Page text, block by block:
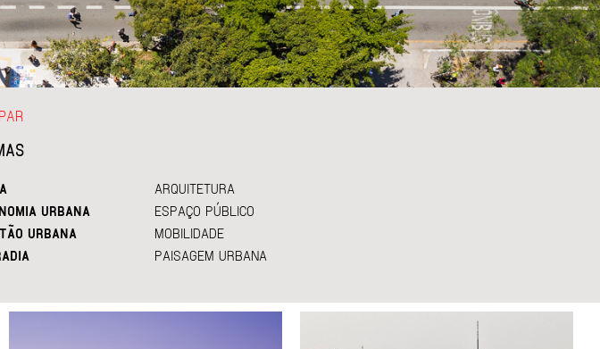
ARQUITETURA
URBANA
ESPAÇO PÚBLICO
URBANA
MOBILIDADE
PAISAGEM URBANA